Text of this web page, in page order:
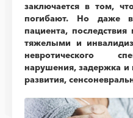
заключается в том,
погибают. Но даже в
пациента,
тяжелыми и
невротического
нарушения, задержка и
развития,